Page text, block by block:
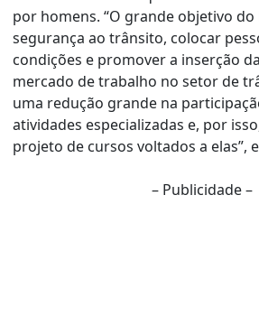
por homens. “O grande objetivo
segurança ao trânsito, colocar
condições e promover a inserção
mercado de trabalho no setor de
uma redução grande na
atividades especializadas e, por
projeto de cursos voltados a elas”,
– Publicidade –